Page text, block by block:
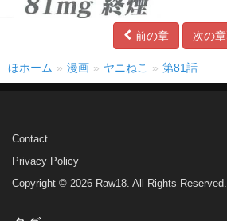
前の章 次の章
ほホーム 漫画 ヤニねこ 第81話
Contact
Privacy Policy
Copyright © 2026 Raw18. All Rights Reserved.